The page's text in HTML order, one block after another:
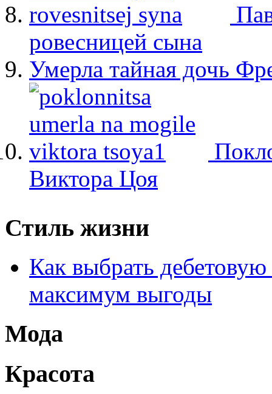
ровесницей сына
Умерла тайная дочь
Виктора Цоя
Стиль жизни
Как выбрать дебетовую
максимум выгоды
Мода
Красота